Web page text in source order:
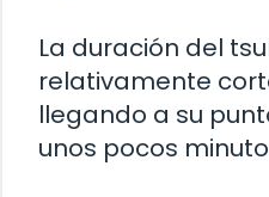
La duración del
relativamente
llegando a su
unos pocos